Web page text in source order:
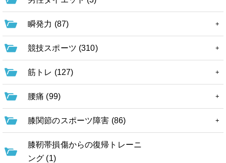
瞬発力 (87)
競技スポーツ (310)
筋トレ (127)
腰痛 (99)
膝関節のスポーツ障害 (86)
膝靭帯損傷からの復帰トレーニ
ング (1)